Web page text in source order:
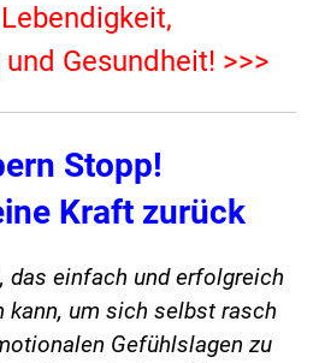
Gesundheit! >>>
Stopp!
Kraft zurück
das einfach und erfolgreich
kann, um sich selbst rasch
Gefühlslagen zu